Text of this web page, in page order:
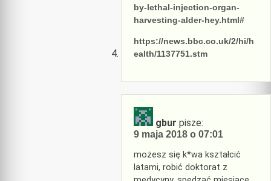
by-lethal-injection-organ-
harvesting-alder-hey.html#
https://news.bbc.co.uk/2/hi/h
ealth/1137751.stm
gbur pisze:
9 maja 2018 o 07:01
możesz się k*wa kształcić
latami, robić doktorat z